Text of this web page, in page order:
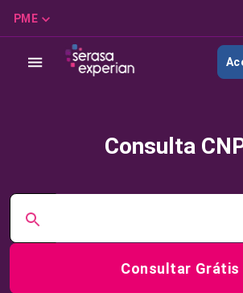
PME
Consulta
Consultar Grátis